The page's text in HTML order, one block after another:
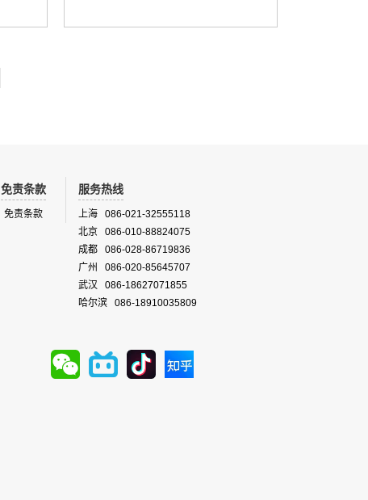
免责条款
免责条款
服务热线
上海 086-021-32555118
北京 086-010-88824075
成都 086-028-86719836
广州 086-020-85645707
武汉 086-18627071855
哈尔滨 086-18910035809